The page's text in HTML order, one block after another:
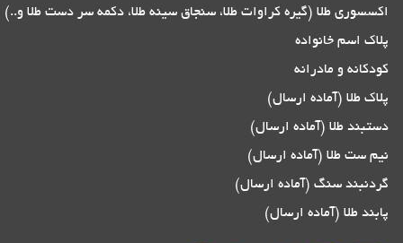
اکسسوری طلا (گیره کراوات طلا، سنجاق سینه طلا، دکمه سر دست طلا و..)
پلاک اسم خانواده
کودکانه و مادرانه
پلاک طلا (آماده ارسال)
دستبند طلا (آماده ارسال)
نیم ست طلا (آماده ارسال)
گردنبند سنگ (آماده ارسال)
پابند طلا (آماده ارسال)